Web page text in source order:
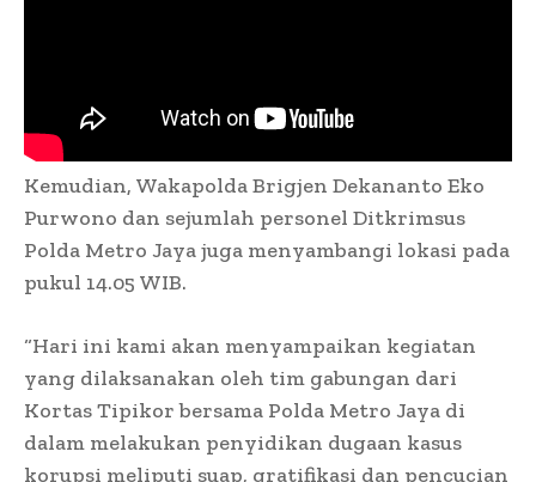
Kemudian, Wakapolda Brigjen Dekananto Eko
Purwono dan sejumlah personel Ditkrimsus
Polda Metro Jaya juga menyambangi lokasi pada
pukul 14.05 WIB.
“Hari ini kami akan menyampaikan kegiatan
yang dilaksanakan oleh tim gabungan dari
Kortas Tipikor bersama Polda Metro Jaya di
dalam melakukan penyidikan dugaan kasus
korupsi meliputi suap, gratifikasi dan pencucian